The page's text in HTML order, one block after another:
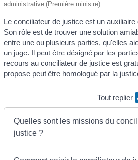
administrative (Première ministre)
Le conciliateur de justice est un auxiliaire
Son rôle est de trouver une solution
entre une ou plusieurs parties, qu'elles
un juge. Il peut être désigné par les
recours au conciliateur de justice est
propose peut être homologué par la
Tout replier
Quelles sont les missions du
justice ?